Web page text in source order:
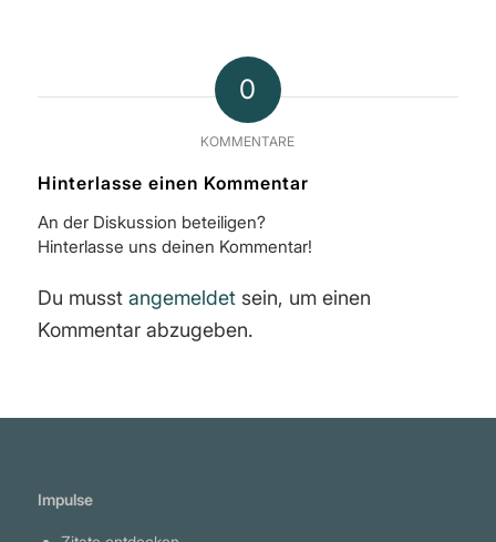
0
KOMMENTARE
Hinterlasse einen Kommentar
An der Diskussion beteiligen?
Hinterlasse uns deinen Kommentar!
Du musst angemeldetsein, um einen
Kommentar abzugeben.
Impulse